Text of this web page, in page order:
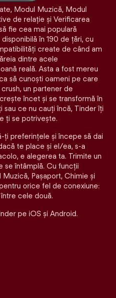
Modul Muzică, Modul
de relație și Verificarea
fie cea mai populară
în 190 de țări, cu
create de când am
dintre acele
reală. Asta a fost mereu
să cunoști oameni pe care
un partener de
încet și se transformă în
ce nu cauți încă, Tinder îți
ți se potrivește.
ți preferințele și începe să dai
te place și el/ea, s-a
e alegerea ta. Trimite un
se întâmplă. Cu funcții
Pașaport, Chimie și
orice fel de conexiune:
cele două.
pe iOS și Android.